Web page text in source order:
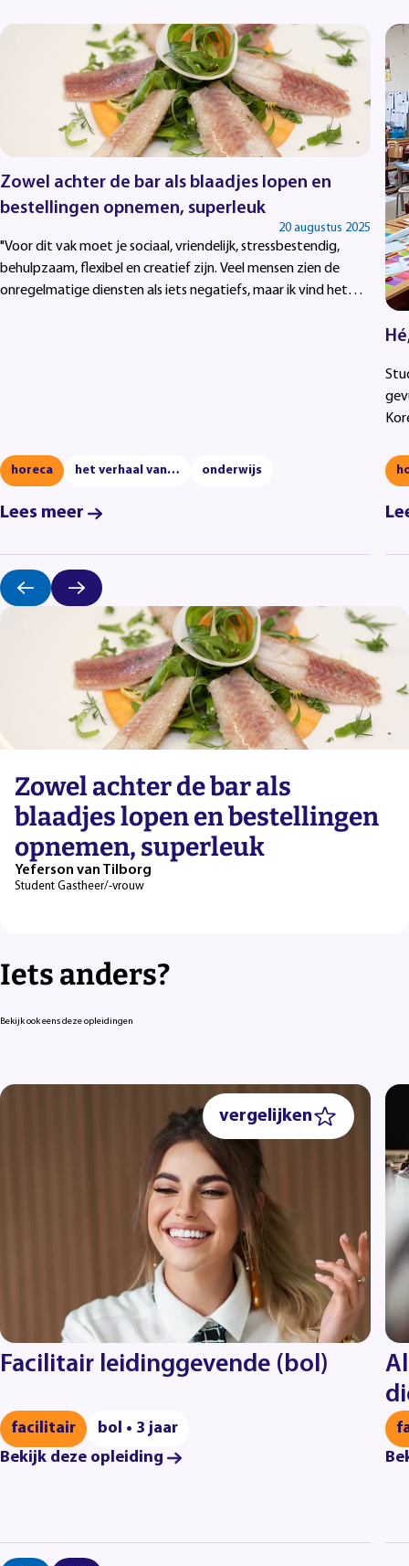
Zowel achter de bar als blaadjes lopen en
bestellingen opnemen, superleuk
20 augustus 2025
"Voor dit vak moet je sociaal, vriendelijk, stressbestendig,
behulpzaam, flexibel en creatief zijn. Veel mensen zien de
onregelmatige diensten als iets negatiefs, maar ik vind het
horeca het verhaal van… onderwijs
Lees meer
Zowel achter de bar als
blaadjes lopen en bestellingen
opnemen, superleuk
Yeferson van Tilborg
Student Gastheer/-vrouw
Iets anders?
Bekijk ook eens deze opleidingen
vergelijken
Facilitair leidinggevende (bol)
facilitair
bol • 3 jaar
Bekijk deze opleiding